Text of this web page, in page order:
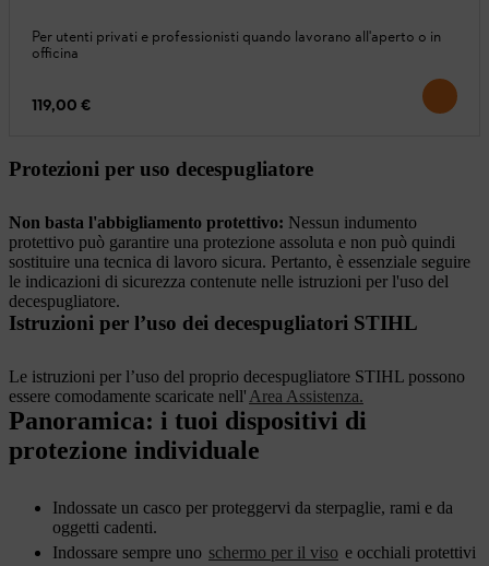
Per utenti privati ​​e professionisti quando lavorano all'aperto o in
officina
119,00 €
Protezioni per uso decespugliatore
Non basta l'abbigliamento protettivo: Nessun indumento
protettivo può garantire una protezione assoluta e non può quindi
sostituire una tecnica di lavoro sicura. Pertanto, è essenziale seguire
le indicazioni di sicurezza contenute nelle istruzioni per l'uso del
decespugliatore.
Istruzioni per l’uso dei decespugliatori STIHL
Le istruzioni per l’uso del proprio decespugliatore STIHL possono
essere comodamente scaricate nell' Area Assistenza.
Panoramica: i tuoi dispositivi di
protezione individuale
Indossate un casco per proteggervi da sterpaglie, rami e da
oggetti cadenti.
Indossare sempre uno schermo per il viso e occhiali protettivi